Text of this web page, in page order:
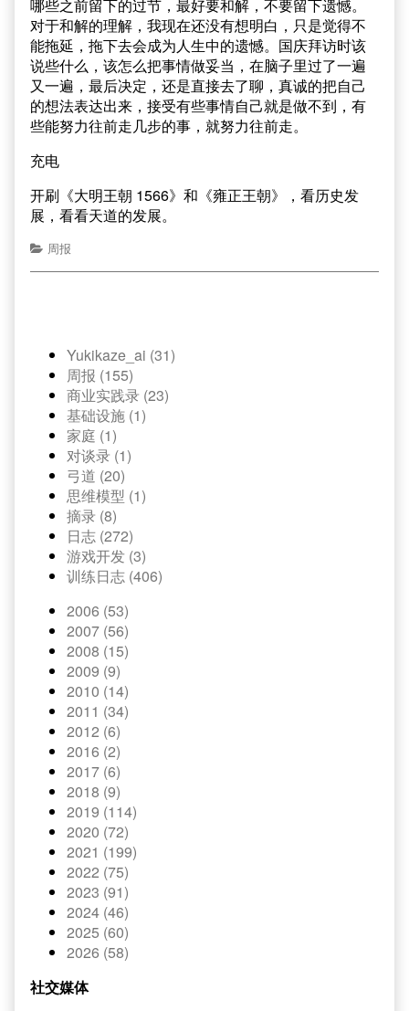
哪些之前留下的过节，最好要和解，不要留下遗憾。
对于和解的理解，我现在还没有想明白，只是觉得不
能拖延，拖下去会成为人生中的遗憾。国庆拜访时该
说些什么，该怎么把事情做妥当，在脑子里过了一遍
又一遍，最后决定，还是直接去了聊，真诚的把自己
的想法表达出来，接受有些事情自己就是做不到，有
些能努力往前走几步的事，就努力往前走。
充电
开刷《大明王朝 1566》和《雍正王朝》，看历史发
展，看看天道的发展。
周报
Yukikaze_ai (31)
周报 (155)
商业实践录 (23)
基础设施 (1)
家庭 (1)
对谈录 (1)
弓道 (20)
思维模型 (1)
摘录 (8)
日志 (272)
游戏开发 (3)
训练日志 (406)
2006 (53)
2007 (56)
2008 (15)
2009 (9)
2010 (14)
2011 (34)
2012 (6)
2016 (2)
2017 (6)
2018 (9)
2019 (114)
2020 (72)
2021 (199)
2022 (75)
2023 (91)
2024 (46)
2025 (60)
2026 (58)
社交媒体